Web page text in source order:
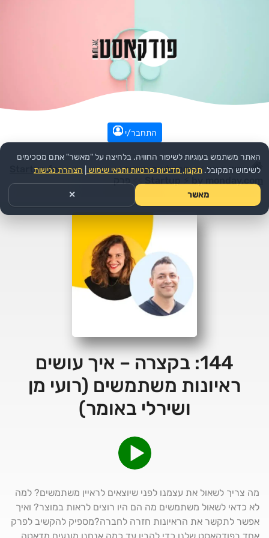
התחבר/י
עמוד הבית >> טכנולוגיה והייטק >> הפודקאסט: Startup for
פרק
144: בקצרה – איך עושים
ראיונות משתמשים (רועי מן
ושירלי באומר)
מה צריך לשאול את עצמנו לפני שיוצאים לראיין משתמשים? למה
לא כדאי לשאול משתמשים מה הם היו רוצים לראות במוצר? ואיך
אפשר לתקשר את הראיונות חזרה לחברה?מספיק להקשיב לפרק
האתר משתמש בעוגיות לשיפור החוויה. בלחיצה על "מאשר" אתם מסכימים
לשימוש המקובל. תקנון, מדיניות פרטיות ותנאי שימוש הצהרת נגישות
מאשר ✕